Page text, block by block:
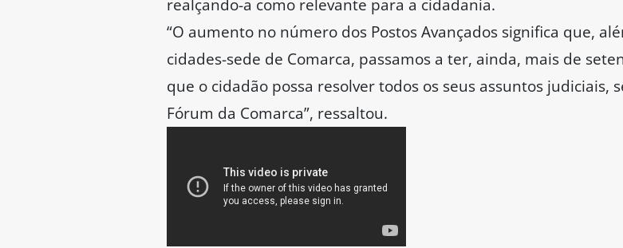
realçando-a como relevante para a cidadania.
“O aumento no número dos Postos Avançados significa que,
cidades-sede de Comarca, passamos a ter, ainda, mais de
que o cidadão possa resolver todos os seus assuntos judiciais,
Fórum da Comarca”, ressaltou.